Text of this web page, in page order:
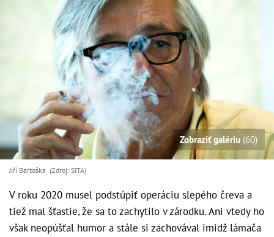
Zobraziť galériu (60)
Jiří Bartoška (Zdroj: SITA)
V roku 2020 musel podstúpiť operáciu slepého čreva a
tiež mal šťastie, že sa to zachytilo v zárodku. Ani vtedy ho
však neopúšťal humor a stále si zachovával imidž lámača